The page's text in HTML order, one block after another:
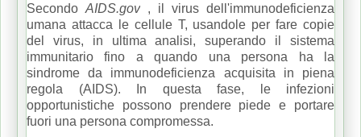
Secondo AIDS.gov , il virus dell'immunodeficienza
umana attacca le cellule T, usandole per fare copie
del virus, in ultima analisi, superando il sistema
immunitario fino a quando una persona ha la
sindrome da immunodeficienza acquisita in piena
regola (AIDS).
In questa fase, le infezioni
opportunistiche possono prendere piede e portare
fuori una persona compromessa.